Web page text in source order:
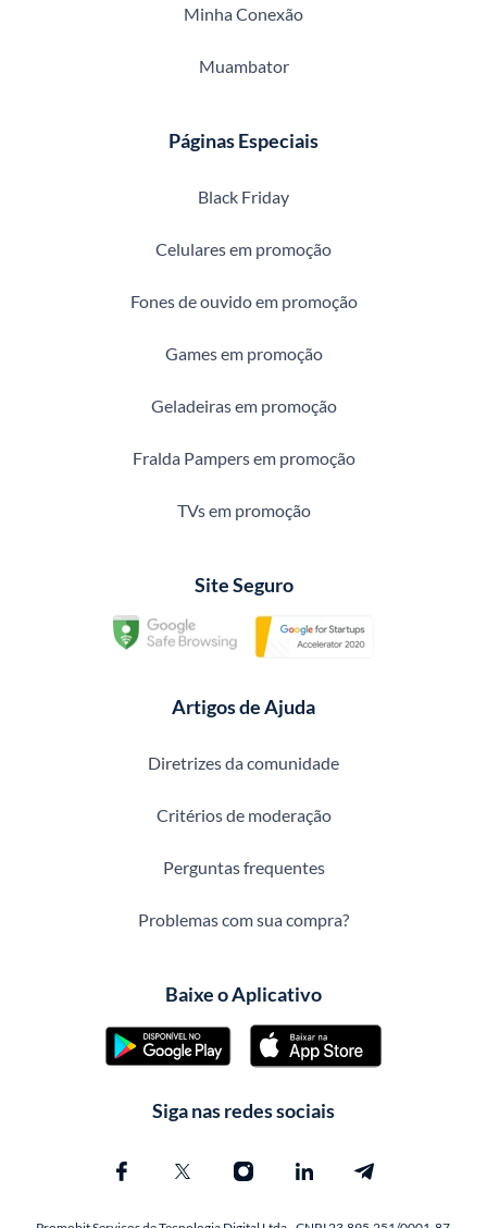
Minha Conexão
Muambator
Páginas Especiais
Black Friday
Celulares em promoção
Fones de ouvido em promoção
Games em promoção
Geladeiras em promoção
Fralda Pampers em promoção
TVs em promoção
Site Seguro
Artigos de Ajuda
Diretrizes da comunidade
Critérios de moderação
Perguntas frequentes
Problemas com sua compra?
Baixe o Aplicativo
Siga nas redes sociais